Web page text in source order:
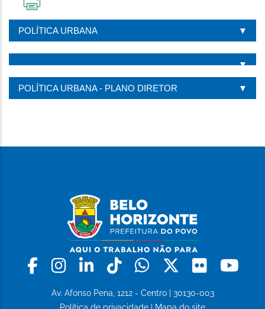
ESTA
PÁGINA
POLÍTICA URBANA
POLÍTICA URBANA - PLANO DIRETOR
Facebook
Instagram
LinkedinTiktokWhatsapp
X Flickr
Av. Afonso Pena, 1212 - Centro | 30130-003
Política de privacidade
Mapa do site